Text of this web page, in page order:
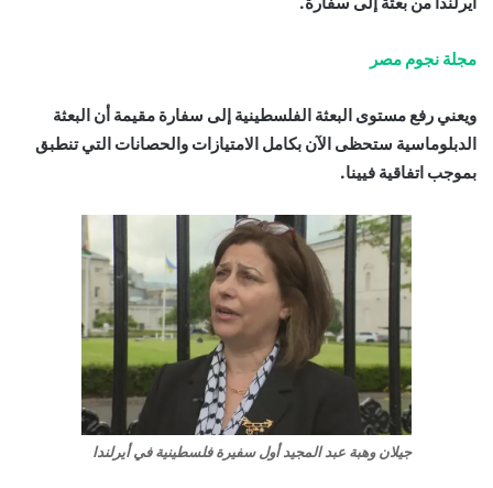
مجلة نجوم مصر
ويعني رفع مستوى البعثة الفلسطينية إلى سفارة مقيمة أن البعثة
الدبلوماسية ستحظى الآن بكامل الامتيازات والحصانات التي تنطبق
بموجب اتفاقية فيينا.
جيلان وهبة عبد المجيد أول سفيرة فلسطينية في أيرلندا